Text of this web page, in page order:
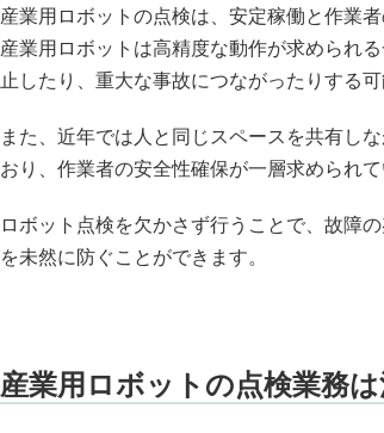
産業用ロボットの点検は、安定稼働と作業
産業用ロボットは高精度な動作が求められ
止したり、重大な事故につながったりする可
また、近年では人と同じスペースを共有し
おり、作業者の安全性確保が一層求められて
ロボット点検を欠かさず行うことで、故障
を未然に防ぐことができます。
産業用ロボットの点検業務